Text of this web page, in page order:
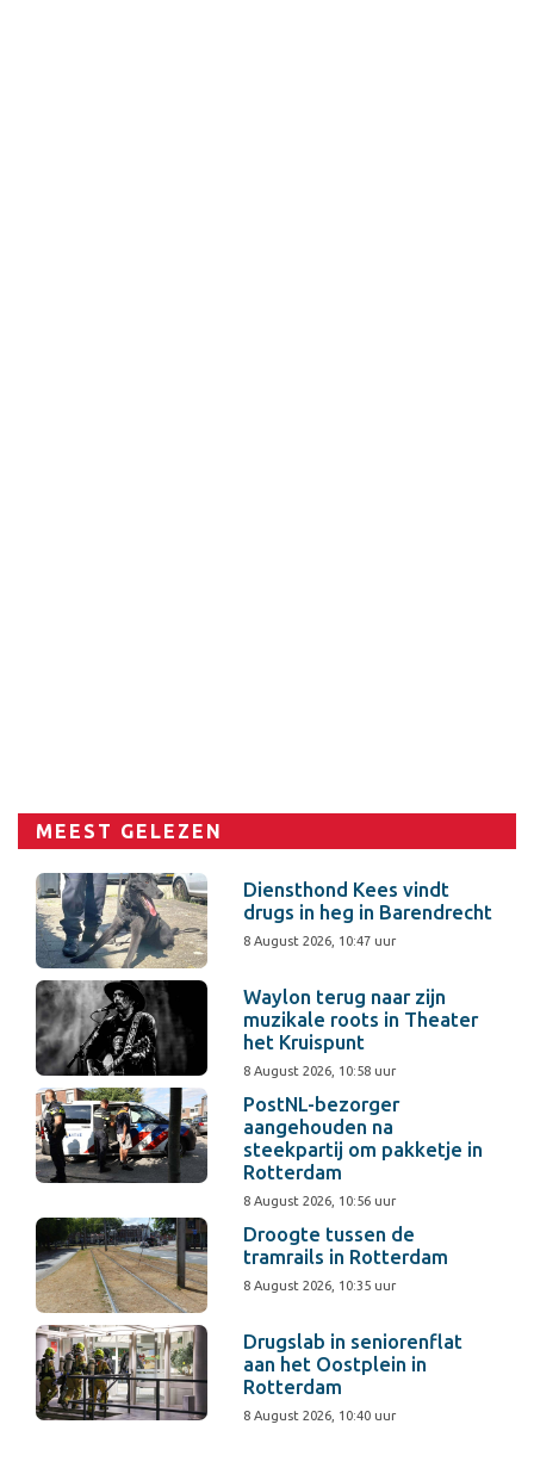
MEEST GELEZEN
Diensthond Kees vindt
drugs in heg in Barendrecht
8 August 2026, 10:47 uur
Waylon terug naar zijn
muzikale roots in Theater
het Kruispunt
8 August 2026, 10:58 uur
PostNL-bezorger
aangehouden na
steekpartij om pakketje in
Rotterdam
8 August 2026, 10:56 uur
Droogte tussen de
tramrails in Rotterdam
8 August 2026, 10:35 uur
Drugslab in seniorenflat
aan het Oostplein in
Rotterdam
8 August 2026, 10:40 uur